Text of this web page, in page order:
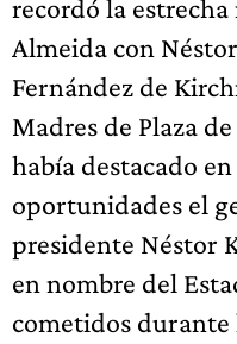
recordó la
Almeida con
Fernández de
Madres de Plaza
había destacado
oportunidades el
presidente Néstor
en nombre del
cometidos